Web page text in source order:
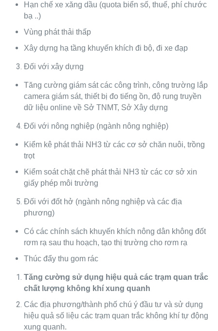
Hạn chế xe xăng dầu (quota biển số, thuế, phí chước
bạ ..)
Vùng phát thải thấp
Xây dựng hạ tầng khuyến khích đi bộ, đi xe đạp
Đối với xây dựng
Tăng cường giám sát các công trình, công trường lắp
camera giám sát, thiết bị đo tiếng ồn, độ rung truyền
dữ liệu online về Sở TNMT, Sở Xây dựng
Đối với nông nghiệp (ngành nông nghiệp)
Kiểm kê phát thải NH3 từ các cơ sở chăn nuôi, trồng
trọt
Kiểm soát chặt chẽ phát thải NH3 từ các cơ sở xin
giấy phép môi trường
Đối với đốt hở (ngành nông nghiệp và các địa
phương)
Có các chính sách khuyến khích nông dân không đốt
rơm rạ sau thu hoạch, tạo thị trường cho rơm rạ
Thúc đẩy thu gom rác
Tăng cường sử dụng hiệu quả các trạm quan trắc
chất lượng không khí xung quanh
Các địa phương/thành phố chú ý đầu tư và sử dụng
hiệu quả số liệu các trạm quan trắc không khí tự động
xung quanh.